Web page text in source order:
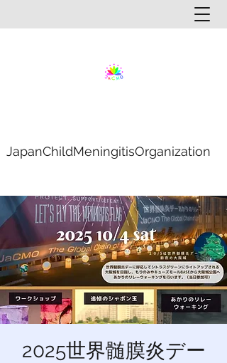
JapanChildMeningitisOrganization
2025世界髄膜炎デー